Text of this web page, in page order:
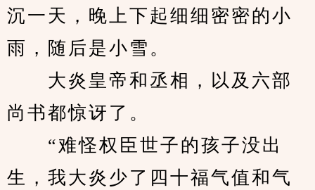
沉一天，晚上下起细细密密的小
雨，随后是小雪。
大炎皇帝和丞相，以及六部
尚书都惊讶了。
“难怪权臣世子的孩子没出
生，我大炎少了四十福气值和气